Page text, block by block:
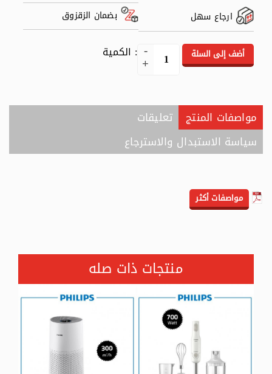
ارجاع سهل بضمان الزقزوق
: الكمية أضف إلى السلة
مواصفات المنتج
تعليقات
سياسة الاستبدال والاسترجاع
مواصفات أكثر
منتجات ذات صله